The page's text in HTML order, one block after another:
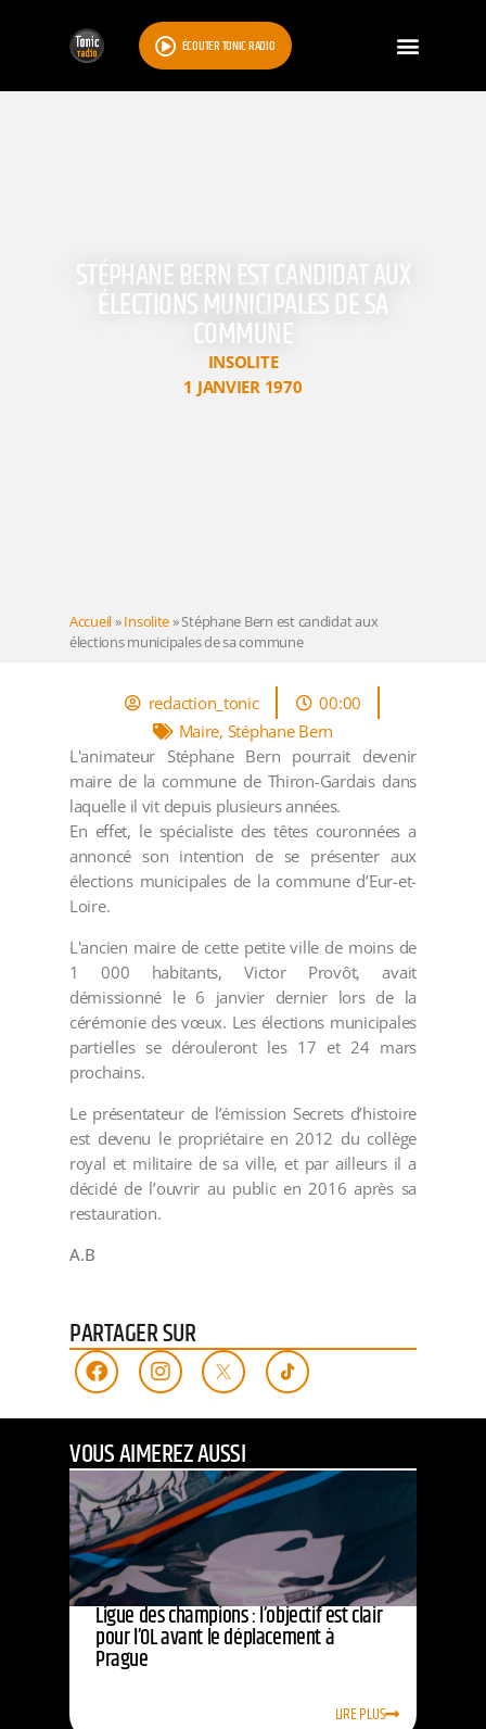
ÉCOUTER TONIC RADIO
STÉPHANE BERN EST CANDIDAT AUX
ÉLECTIONS MUNICIPALES DE SA
COMMUNE
INSOLITE
1 JANVIER 1970
Accueil»Insolite»Stéphane Bern est candidat aux
élections municipales de sa commune
redaction_tonic
00:00
Maire, Stéphane Bern
L'animateur Stéphane Bern pourrait devenir
maire de la commune de Thiron-Gardais dans
laquelle il vit depuis plusieurs années.
En effet, le spécialiste des têtes couronnées a
annoncé son intention de se présenter aux
élections municipales de la commune d’Eur-et-
Loire.
L'ancien maire de cette petite ville de moins de
1 000 habitants, Victor Provôt, avait
démissionné le 6 janvier dernier lors de la
cérémonie des vœux. Les élections municipales
partielles se dérouleront les 17 et 24 mars
prochains.
Le présentateur de l’émission Secrets d’histoire
est devenu le propriétaire en 2012 du collège
royal et militaire de sa ville, et par ailleurs il a
décidé de l’ouvrir au public en 2016 après sa
restauration.
A.B
PARTAGER SUR
VOUS AIMEREZ AUSSI
Ligue des champions : l’objectif est clair
pour l’OL avant le déplacement à
Prague
LIRE PLUS